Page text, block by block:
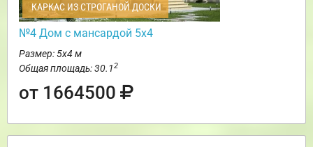
КАРКАС ИЗ СТРОГАНОЙ ДОСКИ
№4 Дом с мансардой 5х4
Размер: 5х4 м
Общая площадь: 30.12
от 1664500